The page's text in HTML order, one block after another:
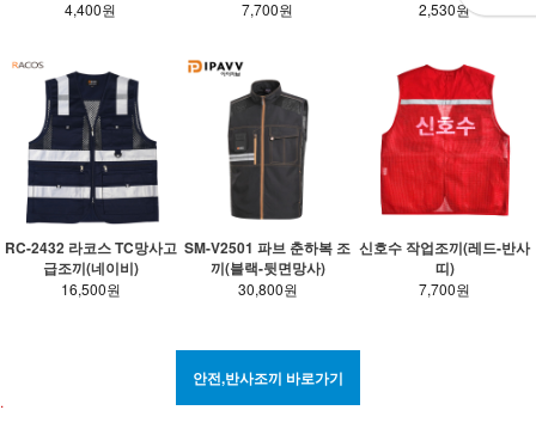
4,400원 7,700원 2,530원
RC-2432 라코스 TC망사고
급조끼(네이비)
16,500원
SM-V2501 파브 춘하복 조
끼(블랙-뒷면망사)
30,800원
신호수 작업조끼(레드-반사
띠)
7,700원
안전,반사조끼 바로가기
.